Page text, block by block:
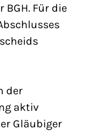
Für die
der
aktiv
Gläubiger